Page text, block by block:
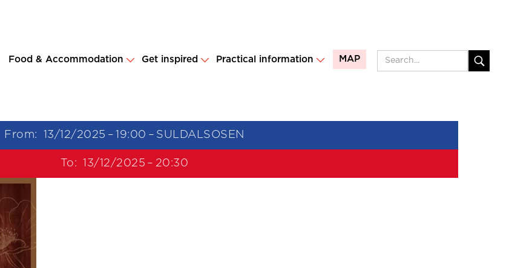
Food & Accommodation Get inspired Practical information MAP
From: 13/12/2025 – 19:00 – SULDALSOSEN
To: 13/12/2025 – 20:30